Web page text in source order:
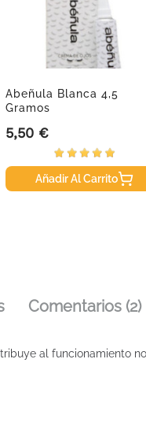
Abeñula Blanca 4,5
Gramos
Precio
5,50 €
Añadir Al Carrito
Comentarios (2)
al funcionamiento